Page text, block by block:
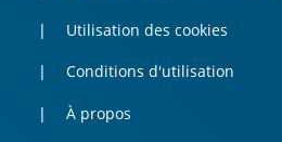
Utilisation des cookies
Conditions d'utilisation
À propos